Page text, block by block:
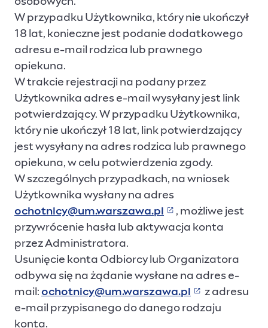
W przypadku Użytkownika, który nie ukończył
18 lat, konieczne jest podanie dodatkowego
adresu e-mail rodzica lub prawnego
opiekuna.
W trakcie rejestracji na podany przez
Użytkownika adres e-mail wysyłany jest link
potwierdzający. W przypadku Użytkownika,
który nie ukończył 18 lat, link potwierdzający
jest wysyłany na adres rodzica lub prawnego
opiekuna, w celu potwierdzenia zgody.
W szczególnych przypadkach, na wniosek
Użytkownika wysłany na adres
ochotnicy@um.warszawa.pl
(Link otwiera się w
, możliwe jest
przywrócenie hasła lub aktywacja konta
przez Administratora.
Usunięcie konta Odbiorcy lub Organizatora
odbywa się na żądanie wysłane na adres e-
mail: ochotnicy@um.warszawa.pl
(Link otwiera
z adresu
e-mail przypisanego do danego rodzaju
konta.